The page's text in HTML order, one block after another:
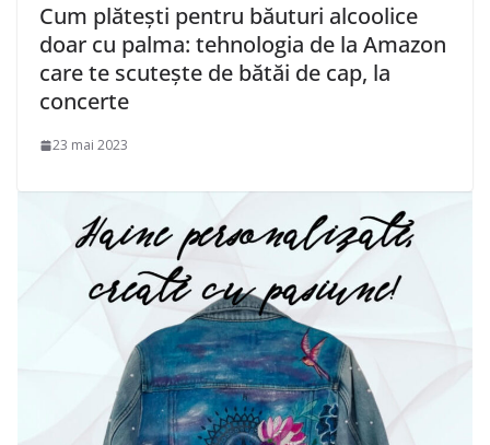
Cum plătești pentru băuturi alcoolice
doar cu palma: tehnologia de la Amazon
care te scutește de bătăi de cap, la
concerte
23 mai 2023